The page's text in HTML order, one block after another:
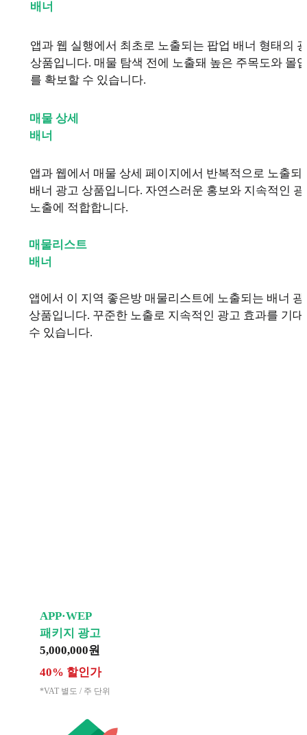
배너
앱과 웹 실행에서 최초로 노출되는 팝업 배너 형태의
상품입니다. 매물 탐색 전에 노출돼 높은 주목도와 몰
를 확보할 수 있습니다.
매물 상세
배너
앱과 웹에서 매물 상세 페이지에서 반복적으로 노출되
배너 광고 상품입니다. 자연스러운 홍보와 지속적인
노출에 적합합니다.
매물리스트
배너
앱에서 이 지역 좋은방 매물리스트에 노출되는 배너 광
상품입니다. 꾸준한 노출로 지속적인 광고 효과를 기대
수 있습니다.
APP·WEP
패키지 광고
5,000,000원
40% 할인가
*VAT 별도 / 주 단위